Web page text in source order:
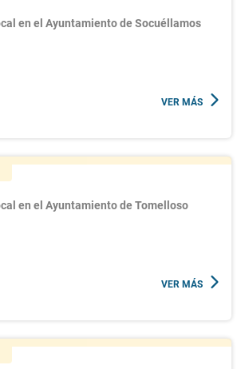
en el Ayuntamiento de Socuéllamos
VER MÁS
en el Ayuntamiento de Tomelloso
VER MÁS